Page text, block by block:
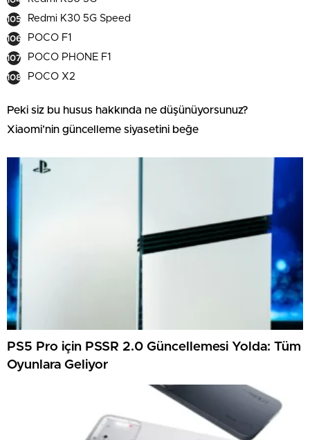
Redmi K30 5G Speed
POCO F1
POCO PHONE F1
POCO X2
Peki siz bu husus hakkında ne düşünüyorsunuz?
Xiaomi’nin güncelleme siyasetini beğe
PS5 Pro için PSSR 2.0 Güncellemesi Yolda: Tüm
Oyunlara Geliyor